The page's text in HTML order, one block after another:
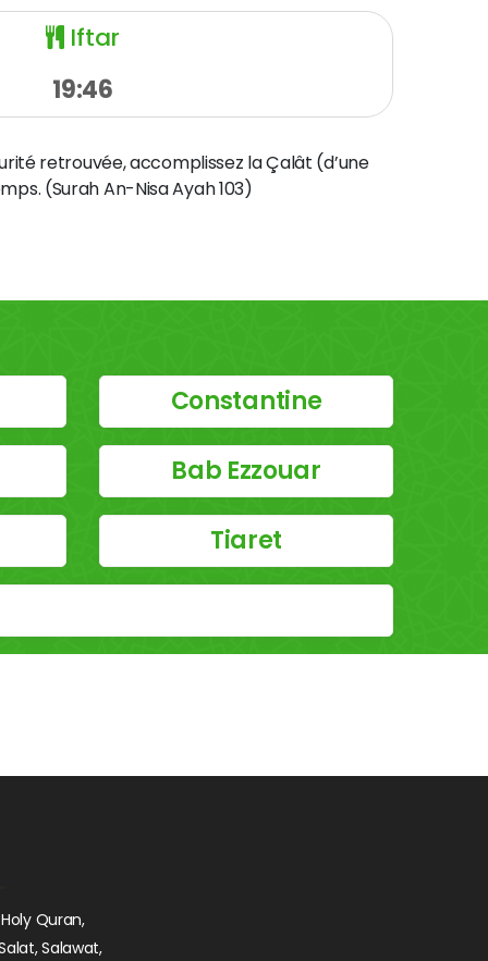
Iftar
19:46
retrouvée, accomplissez la Çalât (d’une
(Surah An-Nisa Ayah 103)
Constantine
Bab Ezzouar
Tiaret
Quran,
Salawat,